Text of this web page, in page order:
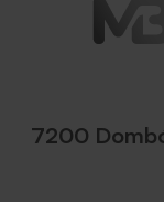
7200